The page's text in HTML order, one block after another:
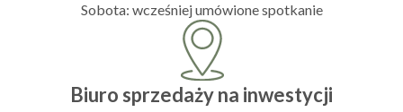
Sobota: wcześniej umówione spotkanie
Biuro sprzedaży na inwestycji